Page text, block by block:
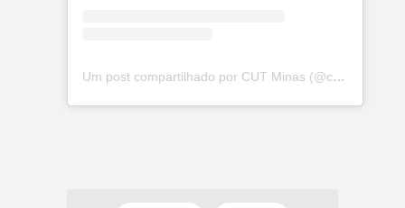
Um post compartilhado por CUT Minas (@cutminas)